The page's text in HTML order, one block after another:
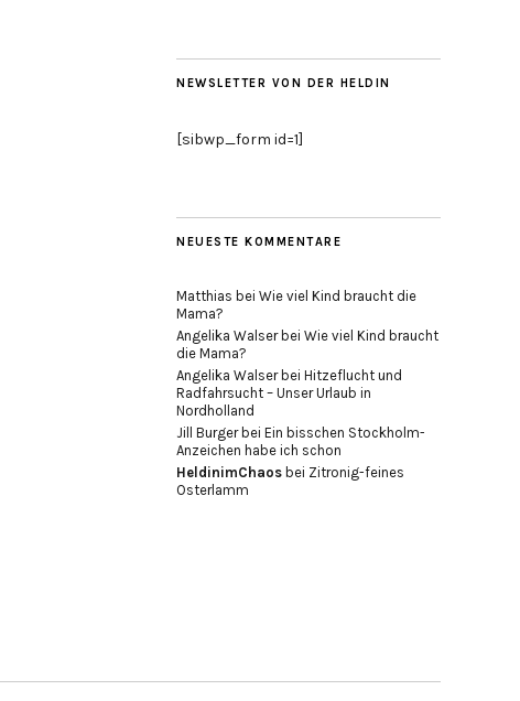
NEWSLETTER VON DER HELDIN
[sibwp_form id=1]
NEUESTE KOMMENTARE
Matthias bei Wie viel Kind braucht die
Mama?
Angelika Walserbei Wie viel Kind braucht
die Mama?
Angelika Walserbei Hitzeflucht und
Radfahrsucht – Unser Urlaub in
Nordholland
Jill Burgerbei Ein bisschen Stockholm-
Anzeichen habe ich schon
HeldinimChaos bei Zitronig-feines
Osterlamm